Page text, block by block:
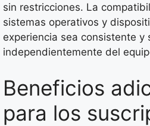
sin restricciones. La
sistemas operativos y
experiencia sea consistente y
independientemente del
Beneficios
para los